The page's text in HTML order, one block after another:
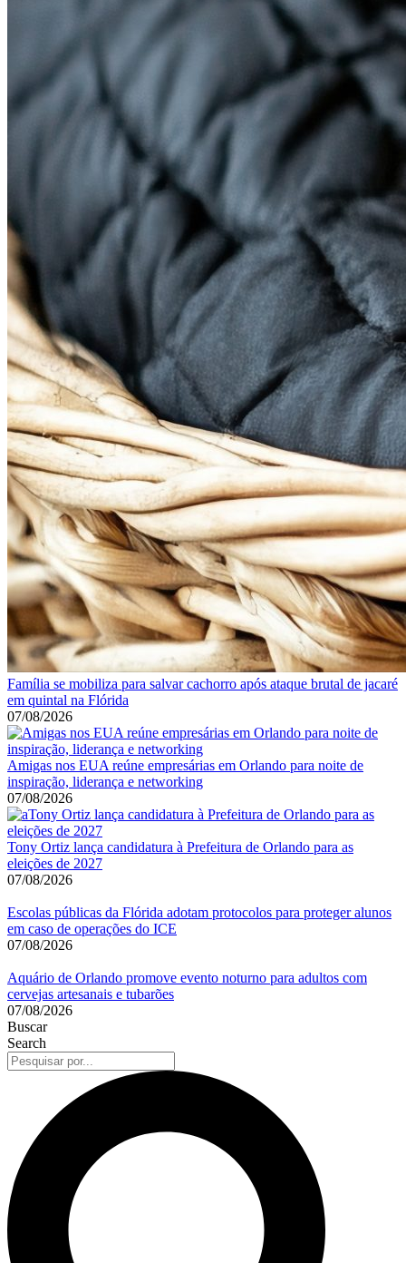
Família se mobiliza para salvar cachorro após ataque brutal de jacaré
em quintal na Flórida
07/08/2026
Amigas nos EUA reúne empresárias em Orlando para noite de
inspiração, liderança e networking
07/08/2026
Tony Ortiz lança candidatura à Prefeitura de Orlando para as
eleições de 2027
07/08/2026
Escolas públicas da Flórida adotam protocolos para proteger alunos
em caso de operações do ICE
07/08/2026
Aquário de Orlando promove evento noturno para adultos com
cervejas artesanais e tubarões
07/08/2026
Buscar
Search